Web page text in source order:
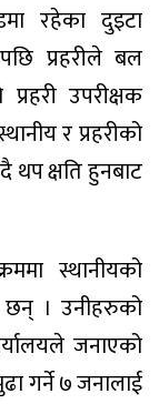
रहेका दुइटा
प्रहरीले बल
उपरीक्षक
र प्रहरीको
थप क्षति हुनबाट
स्थानीयको
छन् । उनीहरुको
जनाएको
गर्ने ७ जनालाई